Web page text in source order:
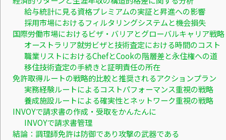
給与統計に見る資格プレミアムの実証と昇進への影響
採用市場におけるフィルタリングシステムと機会損失
国際労働市場におけるビザ・バリアとグローバルキャリア戦略
オーストラリア就労ビザと技術査定における時間のコスト
職業リストにおけるChefとCookの階層差と永住権への道
移住技術査定の手続きと証明責任の所在
免許取得ルートの戦略的比較と推奨されるアクションプラン
実務経験ルートによるコストパフォーマンス重視の戦略
養成施設ルートによる確実性とネットワーク重視の戦略
INVOYで請求書の作成・受取をかんたんに
INVOYで請求書管理
結論：調理師免許は防御であり攻撃の武器である